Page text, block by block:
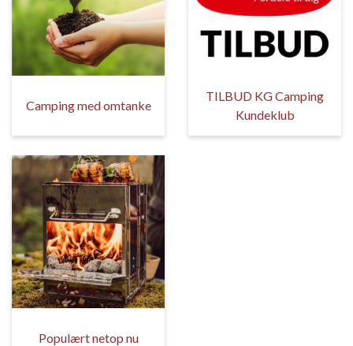
Camping med omtanke
TILBUD KG Camping
Kundeklub
Populært netop nu